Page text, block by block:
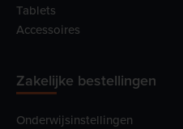
Tablets
Accessoires
Zakelijke bestellingen
Onderwijsinstellingen